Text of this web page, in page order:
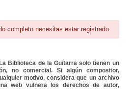
completo necesitas estar registrado
Biblioteca de la Guitarra solo tienen un
no comercial. Si algún compositor,
motivo, considera que un archivo
web vulnera los derechos de autor,